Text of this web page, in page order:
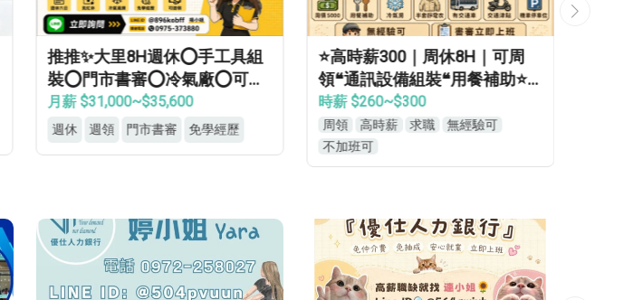
推推✨大里8H週休⭕手工具組
裝⭕門市書審⭕冷氣廠⭕可週
領⭕見紅休✅
月薪 $31,000~$35,600
週休 週領 門市書審 免學經歷
⭐高時薪300｜周休8H｜可周
領❝通訊設備組裝❝用餐補助⭐
等當兵可❝免經驗
時薪 $260~$300
周領 高時薪 求職
無經驗可
不加班可